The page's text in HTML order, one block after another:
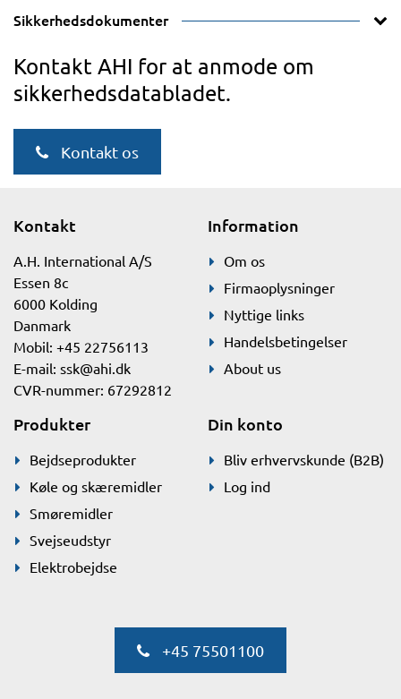
Sikkerhedsdokumenter
Kontakt AHI for at anmode om
sikkerhedsdatabladet.
Kontakt os
Kontakt
A.H. International A/S
Essen 8c
6000 Kolding
Danmark
Mobil: +45 22756113
E-mail: ssk@ahi.dk
CVR-nummer: 67292812
Information
Om os
Firmaoplysninger
Nyttige links
Handelsbetingelser
About us
Produkter
Bejdseprodukter
Køle og skæremidler
Smøremidler
Svejseudstyr
Elektrobejdse
Din konto
Bliv erhvervskunde (B2B)
Log ind
+45 75501100